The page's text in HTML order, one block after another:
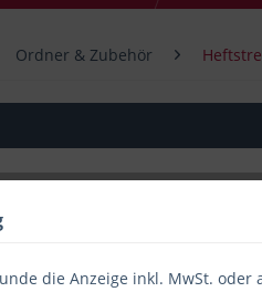
Ordner & Zubehör
die Anzeige inkl. MwSt. oder